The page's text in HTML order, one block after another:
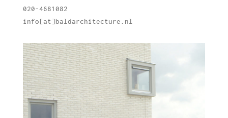
020-4681082
info[at]baldarchitecture.nl